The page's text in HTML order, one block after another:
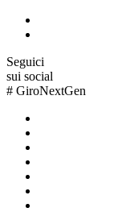
Seguici
sui social
# GiroNextGen